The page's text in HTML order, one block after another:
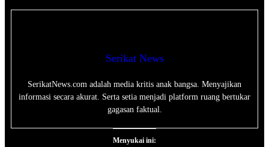
Serikat News
SerikatNews.com adalah media kritis anak bangsa. Menyajikan
informasi secara akurat. Serta setia menjadi platform ruang bertukar
gagasan faktual.
Menyukai ini: